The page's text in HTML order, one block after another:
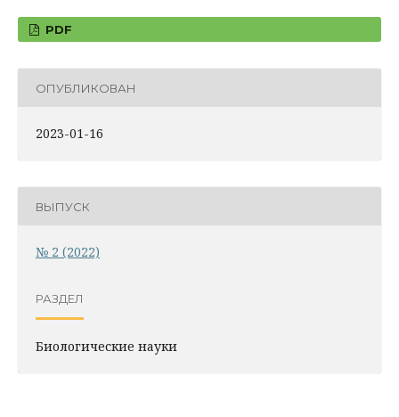
PDF
ОПУБЛИКОВАН
2023-01-16
ВЫПУСК
№ 2 (2022)
РАЗДЕЛ
Биологические науки